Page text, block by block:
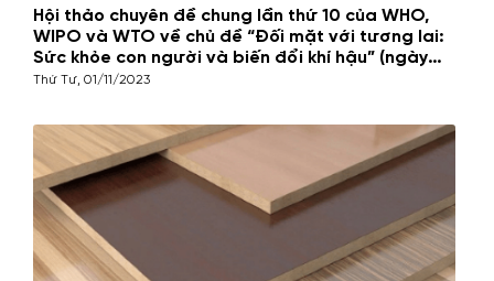
Hội thảo chuyên đề chung lần thứ 10 của WHO,
WIPO và WTO về chủ đề “Đối mặt với tương lai:
Sức khỏe con người và biến đổi khí hậu” (ngày
14/11/2023)
Thứ Tư, 01/11/2023